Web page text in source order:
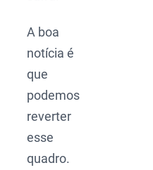
A boa
notícia é
que
podemos
reverter
esse
quadro.